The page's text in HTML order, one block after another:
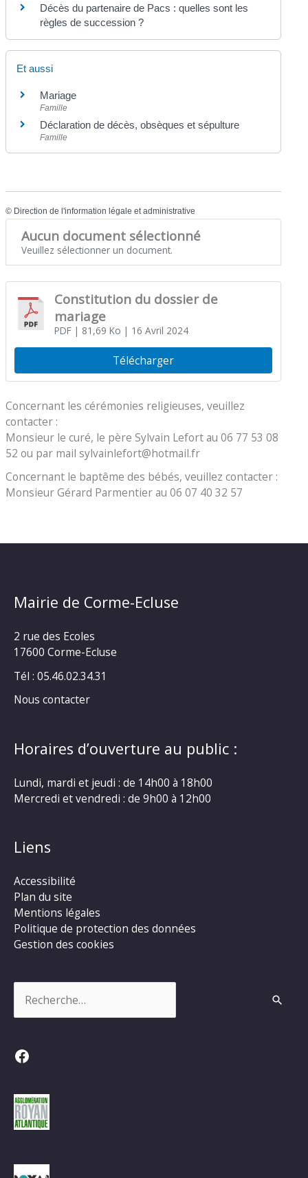
Décès du partenaire de Pacs : quelles sont les
règles de succession ?
Et aussi
Mariage
Famille
Déclaration de décès, obsèques et sépulture
Famille
© Direction de l'information légale et administrative
Aucun document sélectionné
Veuillez sélectionner un document.
Constitution du dossier de
mariage
PDF| 81,69 Ko | 16 Avril 2024
Télécharger
Concernant les cérémonies religieuses, veuillez
contacter :
Monsieur le curé, le père Sylvain Lefort au 06 77 53 08
52 ou par mail sylvainlefort@hotmail.fr
Concernant le baptême des bébés, veuillez contacter :
Monsieur Gérard Parmentier au 06 07 40 32 57
Mairie de Corme-Ecluse
2 rue des Ecoles
17600 Corme-Ecluse
Tél : 05.46.02.34.31
Nous contacter
Horaires d’ouverture au public :
Lundi, mardi et jeudi : de 14h00 à 18h00
Mercredi et vendredi : de 9h00 à 12h00
Liens
Accessibilité
Plan du site
Mentions légales
Politique de protection des données
Gestion des cookies
Facebook